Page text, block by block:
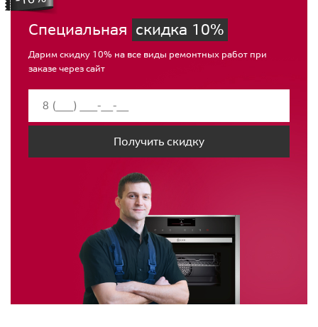
Специальная скидка 10%
Дарим скидку 10% на все виды ремонтных работ при
заказе через сайт
Получить скидку